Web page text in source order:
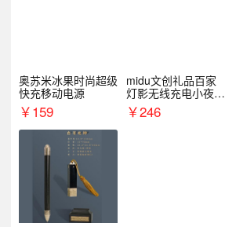
奥苏米冰果时尚超级
快充移动电源
￥159
midu文创礼品百家
灯影无线充电小夜灯
纪念礼品定制
￥246